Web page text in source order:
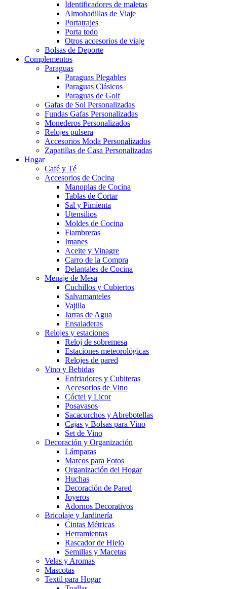
Identificadores de maletas
Almohadillas de Viaje
Portatrajes
Porta todo
Otros accesorios de viaje
Bolsas de Deporte
Complementos
Paraguas
Paraguas Plegables
Paraguas Clásicos
Paraguas de Golf
Gafas de Sol Personalizadas
Fundas Gafas Personalizadas
Monederos Personalizados
Relojes pulsera
Accesorios Moda Personalizados
Zapatillas de Casa Personalizadas
Hogar
Café y Té
Accesorios de Cocina
Manoplas de Cocina
Tablas de Cortar
Sal y Pimienta
Utensilios
Moldes de Cocina
Fiambreras
Imanes
Aceite y Vinagre
Carro de la Compra
Delantales de Cocina
Menaje de Mesa
Cuchillos y Cubiertos
Salvamanteles
Vajilla
Jarras de Agua
Ensaladeras
Relojes y estaciones
Reloj de sobremesa
Estaciones meteorológicas
Relojes de pared
Vino y Bebidas
Enfriadores y Cubiteras
Accesorios de Vino
Cóctel y Licor
Posavasos
Sacacorchos y Abrebotellas
Cajas y Bolsas para Vino
Set de Vino
Decoración y Organización
Lámparas
Marcos para Fotos
Organización del Hogar
Huchas
Decoración de Pared
Joyeros
Adornos Decorativos
Bricolaje y Jardinería
Cintas Métricas
Herramientas
Rascador de Hielo
Semillas y Macetas
Velas y Aromas
Mascotas
Textil para Hogar